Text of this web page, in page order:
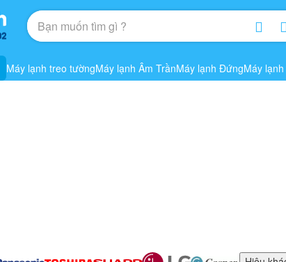
Máy lạnh treo tườngMáy lạnh Âm TrầnMáy lạnh ĐứngMáy